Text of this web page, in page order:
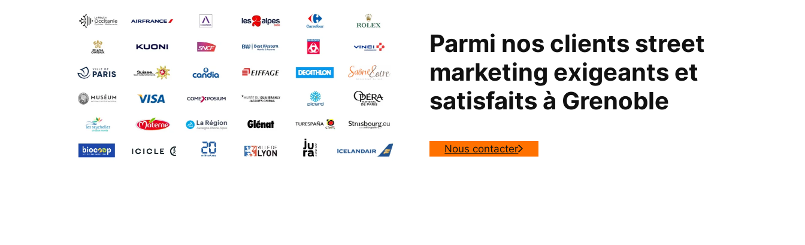
Parmi nos clients street
marketing exigeants et
satisfaits à Grenoble
Nous contacter